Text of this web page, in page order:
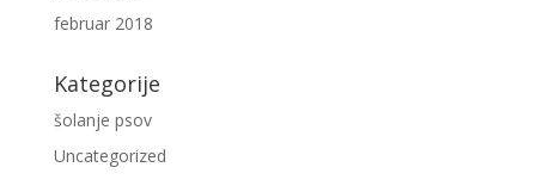
februar 2018
Kategorije
šolanje psov
Uncategorized